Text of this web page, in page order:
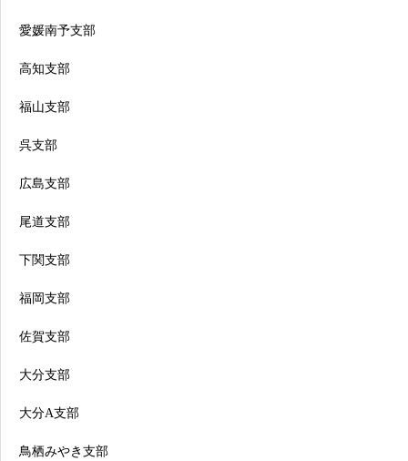
愛媛南予支部
高知支部
福山支部
呉支部
広島支部
尾道支部
下関支部
福岡支部
佐賀支部
大分支部
大分A支部
鳥栖みやき支部